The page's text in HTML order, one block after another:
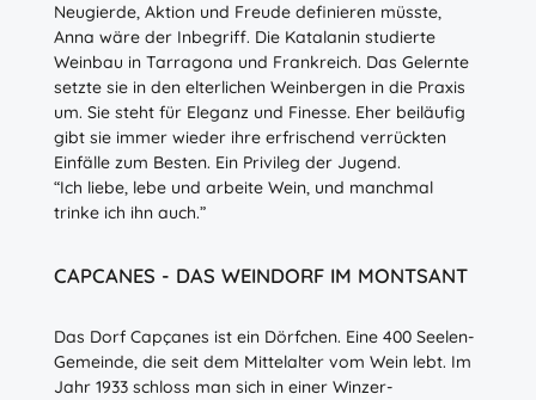
Neugierde, Aktion und Freude definieren müsste,
Anna wäre der Inbegriff. Die Katalanin studierte
Weinbau in Tarragona und Frankreich. Das Gelernte
setzte sie in den elterlichen Weinbergen in die Praxis
um. Sie steht für Eleganz und Finesse. Eher beiläufig
gibt sie immer wieder ihre erfrischend verrückten
Einfälle zum Besten. Ein Privileg der Jugend.
“Ich liebe, lebe und arbeite Wein, und manchmal
trinke ich ihn auch.”
CAPCANES - DAS WEINDORF IM MONTSANT
Das Dorf Capçanes ist ein Dörfchen. Eine 400 Seelen-
Gemeinde, die seit dem Mittelalter vom Wein lebt. Im
Jahr 1933 schloss man sich in einer Winzer-